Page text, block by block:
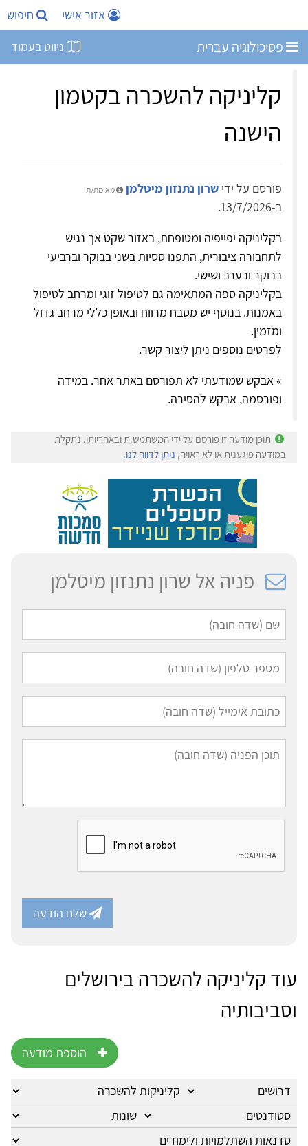
אזור אישי חיפוש
פסיכולוגיה עברית ניווט בעמוד
קליניקה להשכרה בקטמון
הישנה
פורסם על ידי שרון נתנזון מיטלמן מאומת/ת
ב-13/7/2026.
בקליניקה יפייפיה ומטופחת, באזור שקט אך נגיש
לתחבורה ציבורית, התפנו ססיות בשני בבוקר וברביעי
בבוקר ובערב ושישי.
בקליניקה ספה המתאימה גם לטיפול זוגי ומרחב לטיפול
באמנות. בנוסף יש מטבח מרווח ובאופן כללי מרחב גדול
ומזמין.
לפרטים נוספים ניתן ליצור קשר.
» אבקש שמודעתי לא תפורסם באתר אחר. במידה
ופורסמה, אבקש להסירה.
תוכן מודעה זו פורסם על ידי המשתמש.ת ובאחריותו. נתקלת
במודעה פוגענית או לא ראויה, ניתן לדווח לנו.
פניה אל שרון נתנזון מיטלמן
שלח הודעה
עוד קליניקה להשכרה בירושלים
וסביבותיה
הוספת מודעה